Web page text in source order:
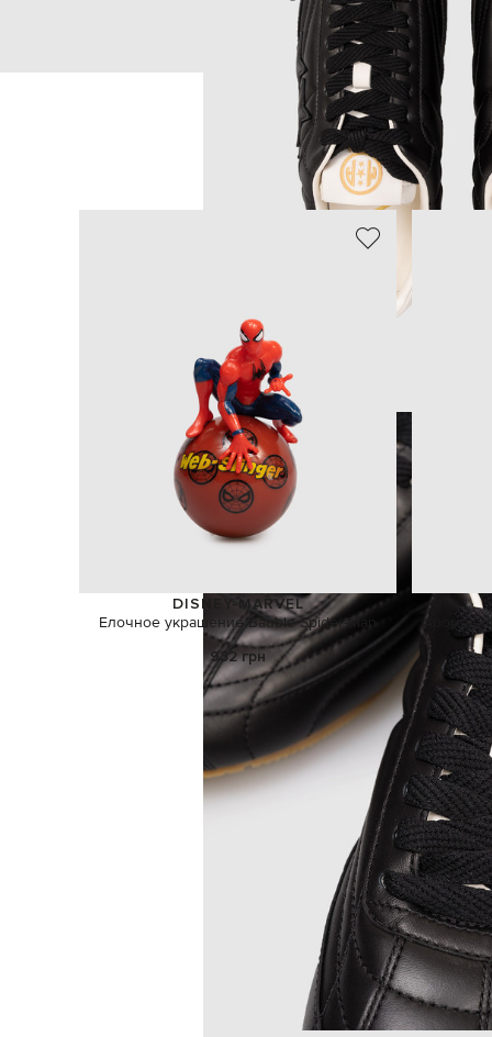
DISNEY-MARVEL
Елочное украшение Bauble Spider-Man
932 грн